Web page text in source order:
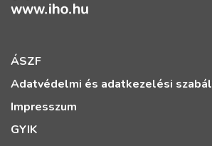
ÁSZF
Adatvédelmi és adatkezelési
Impresszum
GYIK